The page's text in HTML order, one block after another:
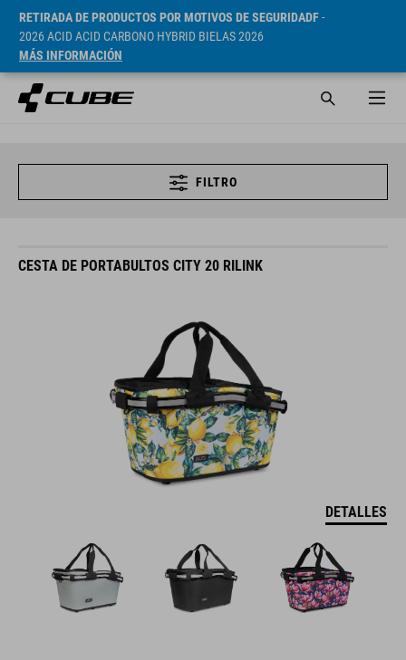
RETIRADA DE PRODUCTOS POR MOTIVOS DE SEGURIDADF-
2026 ACID ACID CARBONO HYBRID BIELAS 2026
MÁS INFORMACIÓN
FILTRO
CESTA DE PORTABULTOS CITY 20 RILINK
DETALLES